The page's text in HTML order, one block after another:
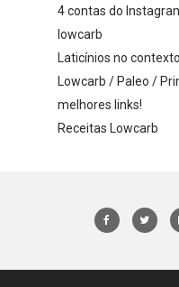
4 contas do
lowcarb
Laticínios no
Lowcarb / Paleo /
melhores links!
Receitas Lowcarb